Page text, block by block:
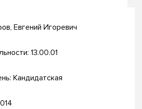
Евгений Игоревич
13.00.01
Кандидатская